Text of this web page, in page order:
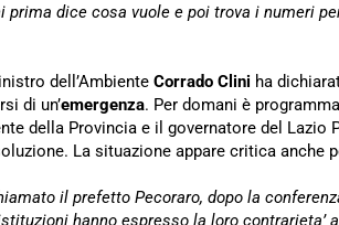
dice cosa vuole e poi trova i numeri
dell’Ambiente Corrado Clini ha
di un’emergenza. Per domani è
della Provincia e il governatore del Lazio
La situazione appare critica anche
il prefetto Pecoraro, dopo la
hanno espresso la loro contrarieta’